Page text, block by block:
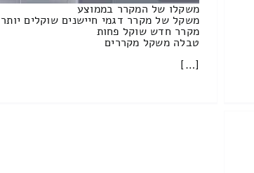
משקלו של המקרר בממוצע
משקל של מקרר דגמי חיישנים שוקלים יותר
מקרר חדש שוקל פחות
טבלה משקל מקררים
[…]